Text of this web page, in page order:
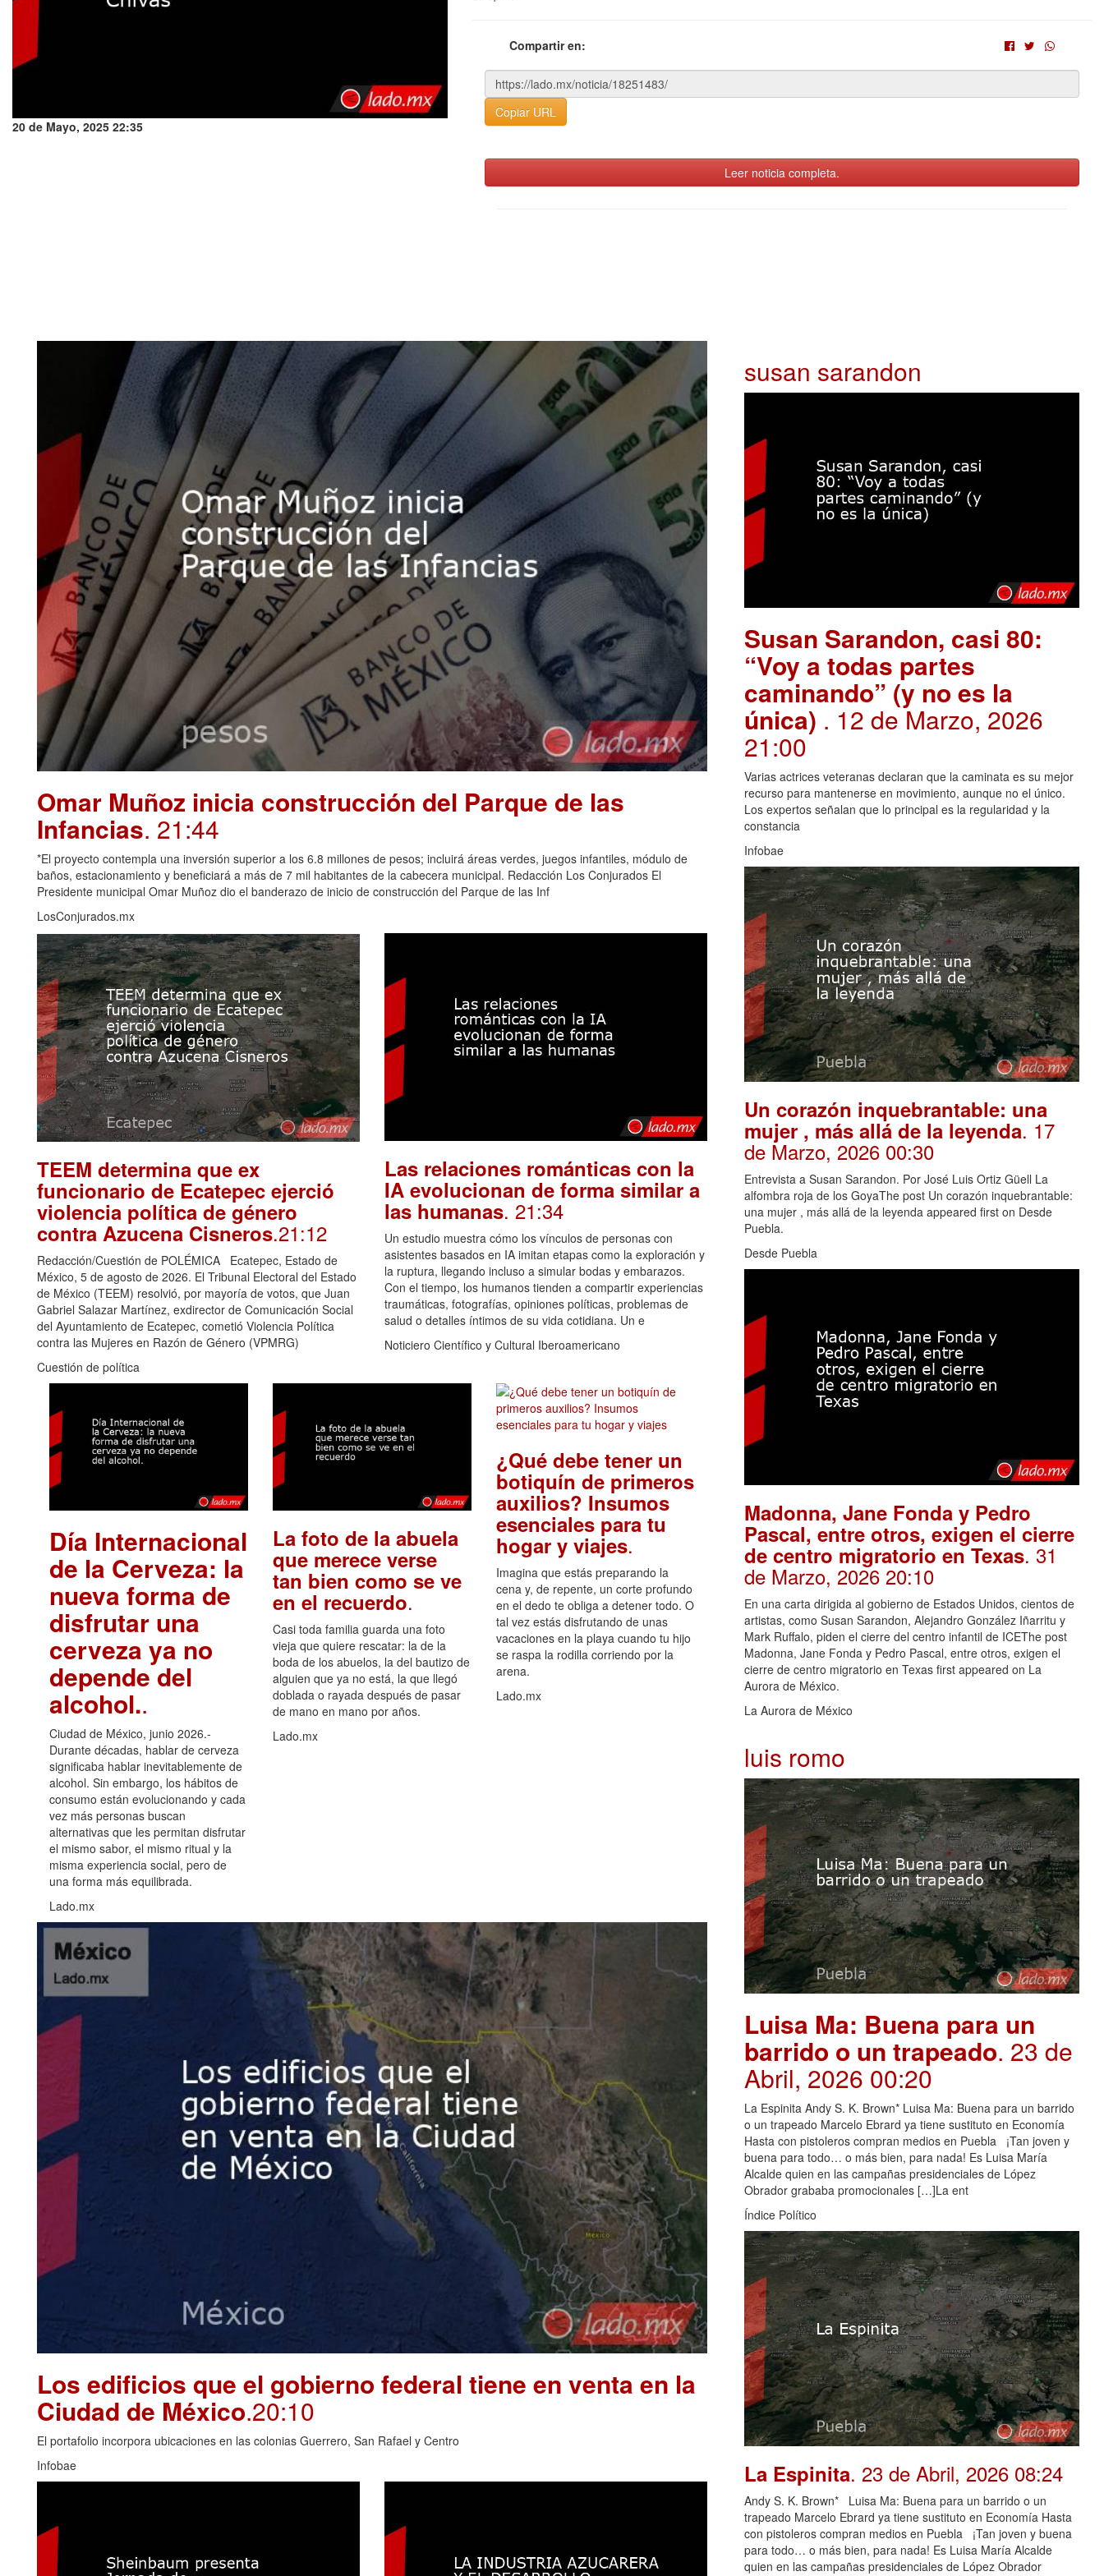
20 de Mayo, 2025 22:35
Compartir en:
Copiar URL
Leer noticia completa.
Omar Muñoz inicia construcción del Parque de las
Infancias. 21:44
*El proyecto contempla una inversión superior a los 6.8 millones de pesos; incluirá áreas verdes, juegos infantiles, módulo de
baños, estacionamiento y beneficiará a más de 7 mil habitantes de la cabecera municipal. Redacción Los Conjurados El
Presidente municipal Omar Muñoz dio el banderazo de inicio de construcción del Parque de las Inf
LosConjurados.mx
TEEM determina que ex
funcionario de Ecatepec ejerció
violencia política de género
contra Azucena Cisneros.21:12
Redacción/Cuestión de POLÉMICA Ecatepec, Estado de
México, 5 de agosto de 2026. El Tribunal Electoral del Estado
de México (TEEM) resolvió, por mayoría de votos, que Juan
Gabriel Salazar Martínez, exdirector de Comunicación Social
del Ayuntamiento de Ecatepec, cometió Violencia Política
contra las Mujeres en Razón de Género (VPMRG)
Cuestión de política
Las relaciones románticas con la
IA evolucionan de forma similar a
las humanas. 21:34
Un estudio muestra cómo los vínculos de personas con
asistentes basados en IA imitan etapas como la exploración y
la ruptura, llegando incluso a simular bodas y embarazos.
Con el tiempo, los humanos tienden a compartir experiencias
traumáticas, fotografías, opiniones políticas, problemas de
salud o detalles íntimos de su vida cotidiana. Un e
Noticiero Científico y Cultural Iberoamericano
Día Internacional
de la Cerveza: la
nueva forma de
disfrutar una
cerveza ya no
depende del
alcohol..
Ciudad de México, junio 2026.-
Durante décadas, hablar de cerveza
significaba hablar inevitablemente de
alcohol. Sin embargo, los hábitos de
consumo están evolucionando y cada
vez más personas buscan
alternativas que les permitan disfrutar
el mismo sabor, el mismo ritual y la
misma experiencia social, pero de
una forma más equilibrada.
Lado.mx
La foto de la abuela
que merece verse
tan bien como se ve
en el recuerdo.
Casi toda familia guarda una foto
vieja que quiere rescatar: la de la
boda de los abuelos, la del bautizo de
alguien que ya no está, la que llegó
doblada o rayada después de pasar
de mano en mano por años.
Lado.mx
¿Qué debe tener un
botiquín de primeros
auxilios? Insumos
esenciales para tu
hogar y viajes.
Imagina que estás preparando la
cena y, de repente, un corte profundo
en el dedo te obliga a detener todo. O
tal vez estás disfrutando de unas
vacaciones en la playa cuando tu hijo
se raspa la rodilla corriendo por la
arena.
Lado.mx
Los edificios que el gobierno federal tiene en venta en la
Ciudad de México.20:10
El portafolio incorpora ubicaciones en las colonias Guerrero, San Rafael y Centro
Infobae
susan sarandon
Susan Sarandon, casi 80:
“Voy a todas partes
caminando” (y no es la
única) . 12 de Marzo, 2026
21:00
Varias actrices veteranas declaran que la caminata es su mejor
recurso para mantenerse en movimiento, aunque no el único.
Los expertos señalan que lo principal es la regularidad y la
constancia
Infobae
Un corazón inquebrantable: una
mujer , más allá de la leyenda. 17
de Marzo, 2026 00:30
Entrevista a Susan Sarandon. Por José Luis Ortiz Güell La
alfombra roja de los GoyaThe post Un corazón inquebrantable:
una mujer , más allá de la leyenda appeared first on Desde
Puebla.
Desde Puebla
Madonna, Jane Fonda y Pedro
Pascal, entre otros, exigen el cierre
de centro migratorio en Texas. 31
de Marzo, 2026 20:10
En una carta dirigida al gobierno de Estados Unidos, cientos de
artistas, como Susan Sarandon, Alejandro González Iñarritu y
Mark Ruffalo, piden el cierre del centro infantil de ICEThe post
Madonna, Jane Fonda y Pedro Pascal, entre otros, exigen el
cierre de centro migratorio en Texas first appeared on La
Aurora de México.
La Aurora de México
luis romo
Luisa Ma: Buena para un
barrido o un trapeado. 23 de
Abril, 2026 00:20
La Espinita Andy S. K. Brown* Luisa Ma: Buena para un barrido
o un trapeado Marcelo Ebrard ya tiene sustituto en Economía
Hasta con pistoleros compran medios en Puebla ¡Tan joven y
buena para todo… o más bien, para nada! Es Luisa María
Alcalde quien en las campañas presidenciales de López
Obrador grababa promocionales […]La ent
Índice Político
La Espinita. 23 de Abril, 2026 08:24
Andy S. K. Brown* Luisa Ma: Buena para un barrido o un
trapeado Marcelo Ebrard ya tiene sustituto en Economía Hasta
con pistoleros compran medios en Puebla ¡Tan joven y buena
para todo… o más bien, para nada! Es Luisa María Alcalde
quien en las campañas presidenciales de López Obrador